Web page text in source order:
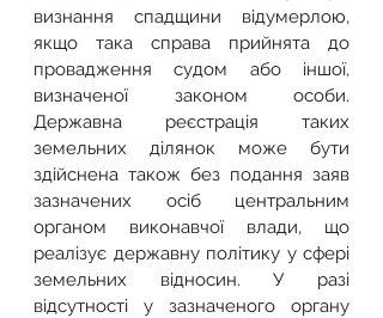
визнання спадщини відумерлою,
якщо така справа прийнята до
провадження судом або іншої,
визначеної законом особи.
Державна реєстрація таких
земельних ділянок може бути
здійснена також без подання заяв
зазначених осіб центральним
органом виконавчої влади, що
реалізує державну політику у сфері
земельних відносин. У разі
відсутності у зазначеного органу